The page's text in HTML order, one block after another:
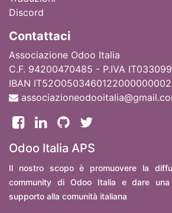
Discord
Contattaci
Associazione Odoo Italia
C.F. 94200470485 - P.IVA
IBAN
Odoo Italia APS
Il nostro scopo è promuovere la
community di Odoo Italia e dare
supporto alla comunità italiana